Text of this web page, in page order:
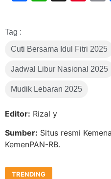
Tag :
Cuti Bersama Idul Fitri 2025
Jadwal Libur Nasional 2025
Mudik Lebaran 2025
Editor: Rizal y
Sumber: Situs resmi
KemenPAN-RB.
TRENDING